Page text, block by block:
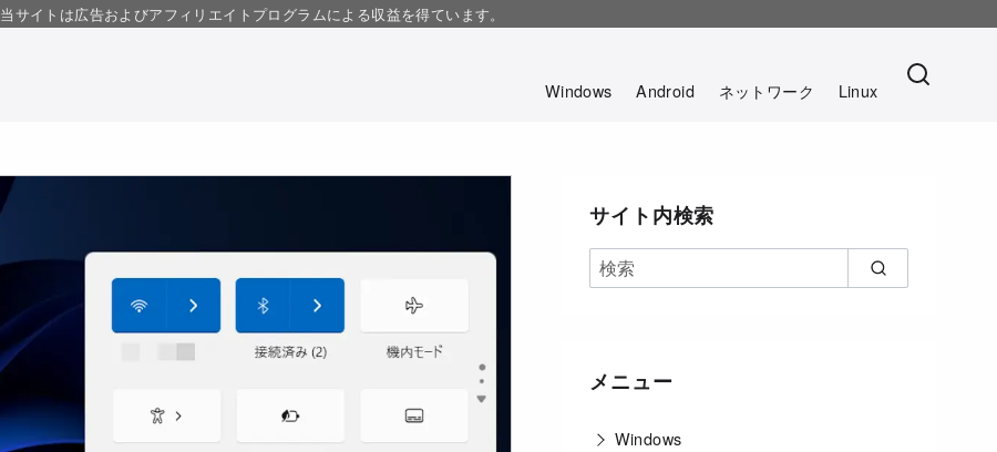
当サイトは広告およびアフィリエイトプログラムによる収益を得ています。
Windows Android ネットワーク Linux
サイト内検索
メニュー
Windows